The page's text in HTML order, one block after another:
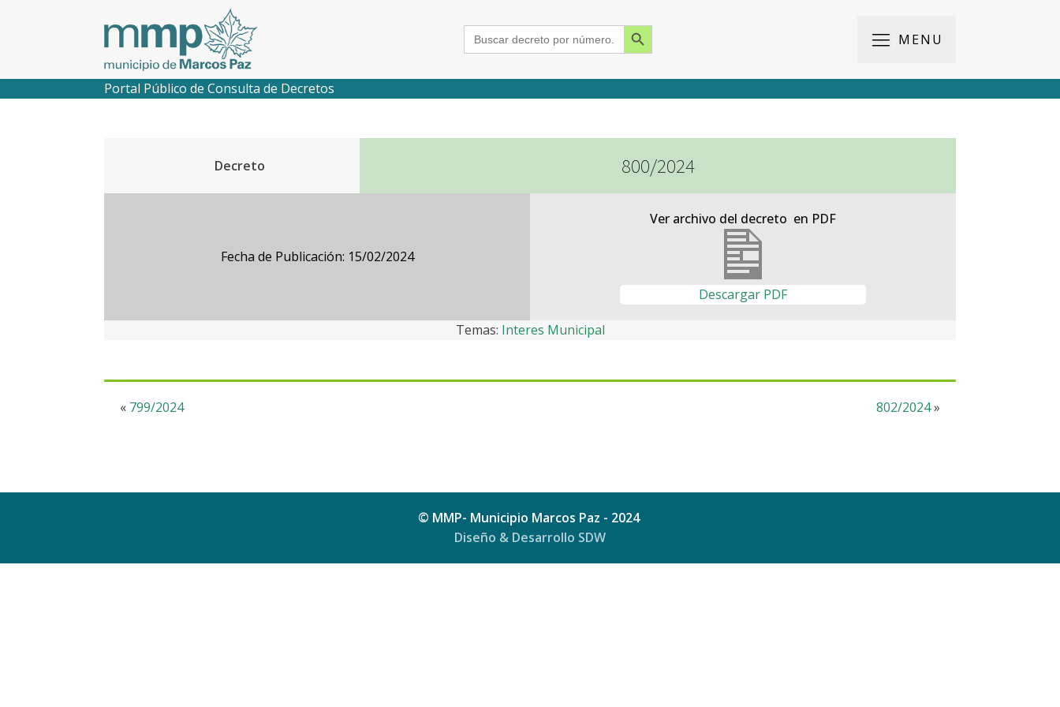
Search
for:
Search Button
MENU
2018
2017
2016
2015
Portal Público de Consulta de Decretos
Decreto 800/2024
Fecha de Publicación: 15/02/2024
Ver archivo del decreto en PDF
Descargar PDF
Temas: Interes Municipal
« 799/2024 802/2024»
© MMP- Municipio Marcos Paz - 2024
Diseño & Desarrollo SDW